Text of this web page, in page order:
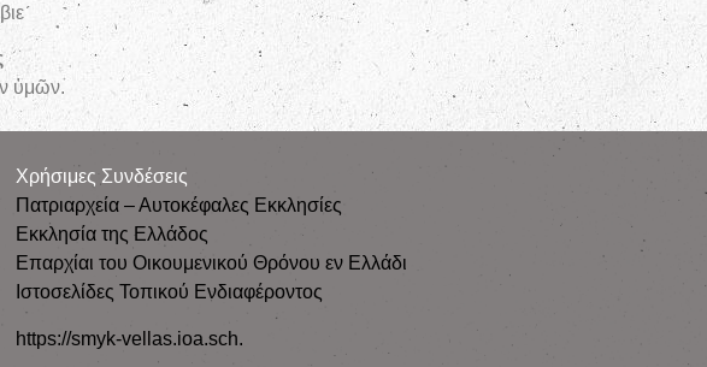
Χρήσιμες Συνδέσεις
Πατριαρχεία – Αυτοκέφαλες Εκκλησίες
Εκκλησία της Ελλάδος
Επαρχίαι του Οικουμενικού Θρόνου εν Ελλάδι
Ιστοσελίδες Τοπικού Ενδιαφέροντος
https://smyk-vellas.ioa.sch.